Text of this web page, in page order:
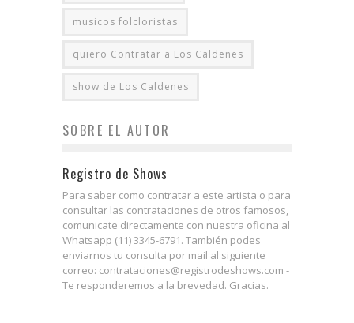
musicos folcloristas
quiero Contratar a Los Caldenes
show de Los Caldenes
SOBRE EL AUTOR
Registro de Shows
Para saber como contratar a este artista o para
consultar las contrataciones de otros famosos,
comunicate directamente con nuestra oficina al
Whatsapp (11) 3345-6791. También podes
enviarnos tu consulta por mail al siguiente
correo: contrataciones@registrodeshows.com -
Te responderemos a la brevedad. Gracias.